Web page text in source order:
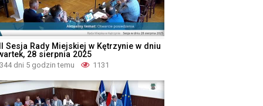
Sesja Rady Miejskiej w Kętrzynie w dniu
28 sierpnia 2025
344 dni 5 godzin temu 1131